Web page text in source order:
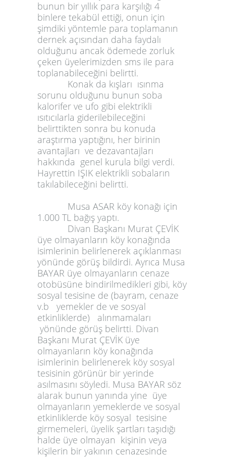
bunun bir yıllık para karşılığı 4
binlere tekabül ettiği, onun için
şimdiki yöntemle para toplamanın
dernek açısından daha faydalı
olduğunu ancak ödemede zorluk
çeken üyelerimizden sms ile para
toplanabileceğini belirtti.
Konak da kışları ısınma
sorunu olduğunu bunun soba
kalorifer ve ufo gibi elektrikli
ısıtıcılarla giderilebileceğini
belirttikten sonra bu konuda
araştırma yaptığını, her birinin
avantajları ve dezavantajları
hakkında genel kurula bilgi verdi.
Hayrettin IŞIK elektrikli sobaların
takılabileceğini belirtti.
Musa ASAR köy konağı için
1.000 TL bağış yaptı.
Divan Başkanı Murat ÇEVİK
üye olmayanların köy konağında
isimlerinin belirlenerek açıklanması
yönünde görüş bildirdi. Ayrıca Musa
BAYAR üye olmayanların cenaze
otobüsüne bindirilmedikleri gibi, köy
sosyal tesisine de (bayram, cenaze
v.b yemekler de ve sosyal
etkinliklerde) alınmamaları
yönünde görüş belirtti. Divan
Başkanı Murat ÇEVİK üye
olmayanların köy konağında
isimlerinin belirlenerek köy sosyal
tesisinin görünür bir yerinde
asılmasını söyledi. Musa BAYAR söz
alarak bunun yanında yine üye
olmayanların yemeklerde ve sosyal
etkinliklerde köy sosyal tesisine
girmemeleri, üyelik şartları taşıdığı
halde üye olmayan kişinin veya
kişilerin bir yakının cenazesinde